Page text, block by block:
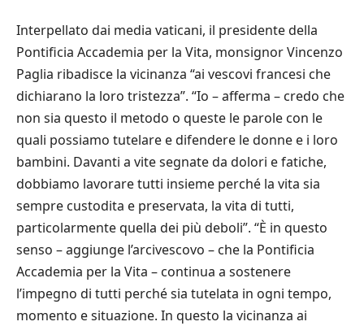
Interpellato dai media vaticani, il presidente della
Pontificia Accademia per la Vita, monsignor Vincenzo
Paglia ribadisce la vicinanza “ai vescovi francesi che
dichiarano la loro tristezza”. “Io – afferma – credo che
non sia questo il metodo o queste le parole con le
quali possiamo tutelare e difendere le donne e i loro
bambini. Davanti a vite segnate da dolori e fatiche,
dobbiamo lavorare tutti insieme perché la vita sia
sempre custodita e preservata, la vita di tutti,
particolarmente quella dei più deboli”. “È in questo
senso – aggiunge l’arcivescovo – che la Pontificia
Accademia per la Vita – continua a sostenere
l’impegno di tutti perché sia tutelata in ogni tempo,
momento e situazione. In questo la vicinanza ai